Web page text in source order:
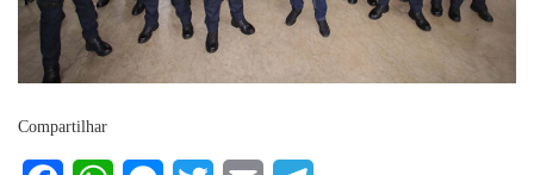
Compartilhar